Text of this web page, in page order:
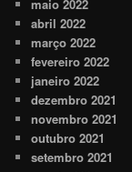
maio 2022
abril 2022
março 2022
fevereiro 2022
janeiro 2022
dezembro 2021
novembro 2021
outubro 2021
setembro 2021